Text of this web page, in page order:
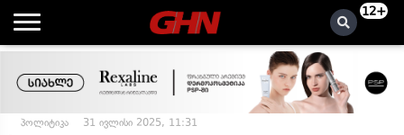
12+
პოლიტიკა 31 ივლისი 2025, 11:31